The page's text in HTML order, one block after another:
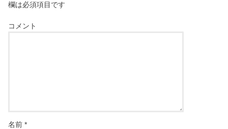
欄は必須項目です
コメント
名前*